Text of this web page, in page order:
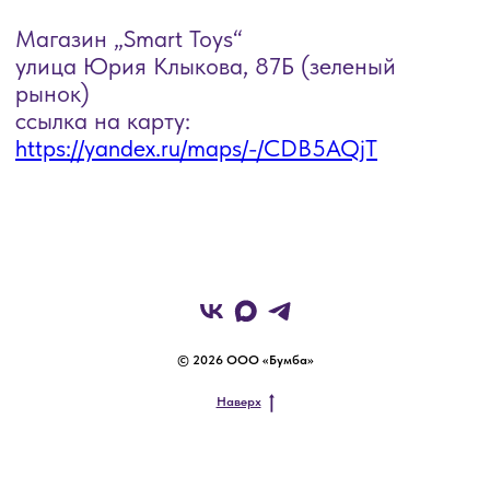
© 2026 ООО «Бумба»
Наверх